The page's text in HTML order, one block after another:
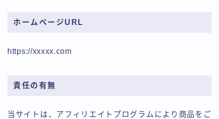
ホームページURL
https://xxxxx.com
責任の有無
当サイトは、アフィリエイトプログラムにより商品をご